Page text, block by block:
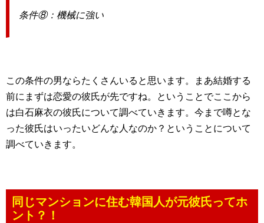
条件⑧：機械に強い
この条件の男ならたくさんいると思います。まあ結婚する
前にまずは恋愛の彼氏が先ですね。ということでここから
は白石麻衣の彼氏について調べていきます。今まで噂とな
った彼氏はいったいどんな人なのか？ということについて
調べていきます。
同じマンションに住む韓国人が元彼氏ってホ
ント？！